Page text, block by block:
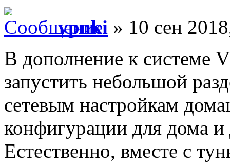
vpnki » 10 сен
В дополнение к системе
запустить небольшой
сетевым настройкам
конфигурации для дома и
Естественно, вместе с